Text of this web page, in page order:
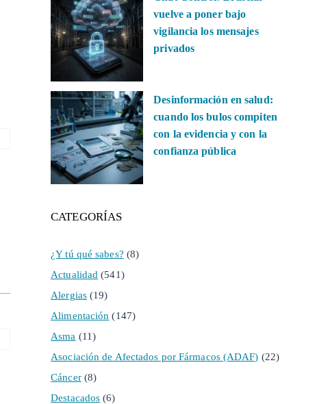
vuelve a poner bajo
vigilancia los mensajes
privados
Desinformación en salud:
cuando los bulos compiten
con la evidencia y con la
confianza pública
CATEGORÍAS
¿Y tú qué sabes? (8)
Actualidad (541)
Alergias(19)
Alimentación (147)
Asma (11)
Asociación de Afectados por Fármacos (ADAF) (22)
Cáncer(8)
Destacados (6)